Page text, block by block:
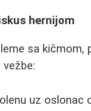
hernijom
sa kičmom,
uz oslonac